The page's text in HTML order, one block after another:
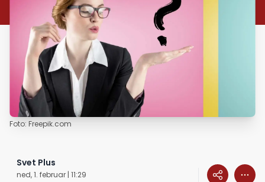
Foto: Freepik.com
Svet Plus
ned, 1. februar | 11:29